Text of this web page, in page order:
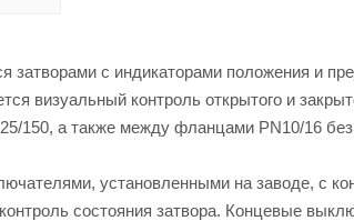
с индикаторами положения и
визуальный контроль открытого и
150, а также между фланцами PN10/16 без
установленными на заводе, с
состояния затвора. Концевые